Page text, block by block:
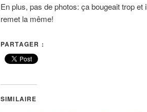
En plus, pas de photos: ça bougeait trop
remet la même!
PARTAGER :
SIMILAIRE